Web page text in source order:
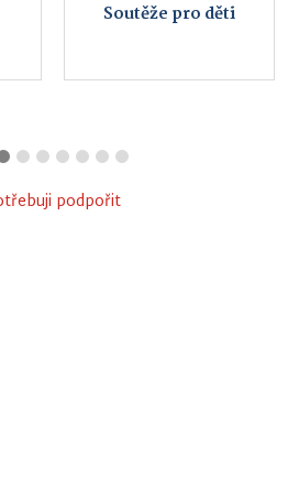
Soutěže pro děti
podpořit